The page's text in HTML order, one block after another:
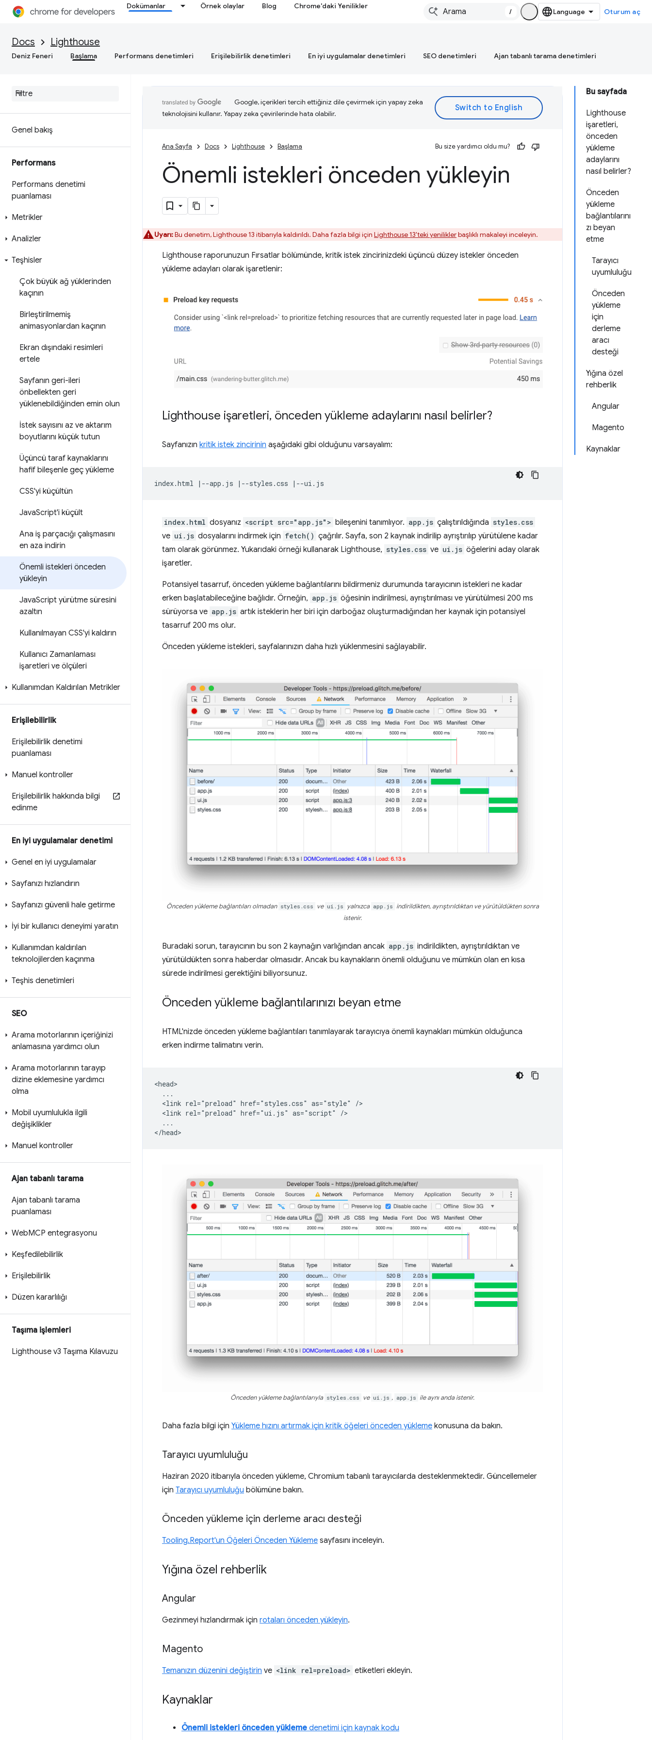
Dokümanlar Örnek olaylar Blog Chrome'daki Yenilikler
/ Oturum aç
Docs Lighthouse
Deniz Feneri Başlama Performans denetimleri Erişilebilirlik denetimleri En iyi uygulamalar denetimleri SEO denetimleri Ajan tabanlı tarama denetimleri
Genel bakış
Performans
Performans denetimi
puanlaması
Metrikler
Analizler
Teşhisler
Çok büyük ağ yüklerinden
kaçının
Birleştirilmemiş
animasyonlardan kaçının
Ekran dışındaki resimleri
ertele
Sayfanın geri-ileri
önbellekten geri
yüklenebildiğinden emin olun
İstek sayısını az ve aktarım
boyutlarını küçük tutun
Üçüncü taraf kaynaklarını
hafif bileşenle geç yükleme
CSS'yi küçültün
JavaScript'i küçült
Ana iş parçacığı çalışmasını
en aza indirin
Önemli istekleri önceden
yükleyin
JavaScript yürütme süresini
azaltın
Kullanılmayan CSS'yi kaldırın
Kullanıcı Zamanlaması
işaretleri ve ölçüleri
Kullanımdan Kaldırılan Metrikler
Erişilebilirlik
Erişilebilirlik denetimi
puanlaması
Manuel kontroller
Erişilebilirlik hakkında bilgi
edinme
En iyi uygulamalar denetimi
Genel en iyi uygulamalar
Sayfanızı hızlandırın
Sayfanızı güvenli hale getirme
İyi bir kullanıcı deneyimi yaratın
Kullanımdan kaldırılan
teknolojilerden kaçınma
Teşhis denetimleri
SEO
Arama motorlarının içeriğinizi
anlamasına yardımcı olun
Arama motorlarının tarayıp
dizine eklemesine yardımcı
olma
Mobil uyumlulukla ilgili
değişiklikler
Manuel kontroller
Ajan tabanlı tarama
Ajan tabanlı tarama
puanlaması
WebMCP entegrasyonu
Keşfedilebilirlik
Erişilebilirlik
Düzen kararlılığı
Taşıma işlemleri
Lighthouse v3 Taşıma Kılavuzu
Bu sayfada
Lighthouse
işaretleri,
önceden
yükleme
adaylarını
nasıl belirler?
Önceden
yükleme
bağlantılarını
zı beyan
etme
Tarayıcı
uyumluluğu
Önceden
yükleme
için
derleme
aracı
desteği
Yığına özel
rehberlik
Angular
Magento
Kaynaklar
Google, içerikleri tercih ettiğiniz dile çevirmek için yapay zeka
teknolojisini kullanır. Yapay zeka çevirilerinde hata olabilir.
Ana Sayfa Docs Lighthouse Başlama Bu size yardımcı oldu mu?
Önemli istekleri önceden yükleyin
Uyarı:Bu denetim, Lighthouse 13 itibarıyla kaldırıldı. Daha fazla bilgi için Lighthouse 13'teki yeniliklerbaşlıklı makaleyi inceleyin.
Lighthouse raporunuzun Fırsatlar bölümünde, kritik istek zincirinizdeki üçüncü düzey istekler önceden
yükleme adayları olarak işaretlenir:
Lighthouse işaretleri, önceden yükleme adaylarını nasıl belirler?
Sayfanızın kritik istek zincirinin aşağıdaki gibi olduğunu varsayalım:
index.html dosyanız <script src="app.js"> bileşenini tanımlıyor. app.js çalıştırıldığında styles.css
ve ui.js dosyalarını indirmek için fetch() çağrılır. Sayfa, son 2 kaynak indirilip ayrıştırılıp yürütülene kadar
tam olarak görünmez. Yukarıdaki örneği kullanarak Lighthouse, styles.css ve ui.js öğelerini aday olarak
işaretler.
Potansiyel tasarruf, önceden yükleme bağlantılarını bildirmeniz durumunda tarayıcının istekleri ne kadar
erken başlatabileceğine bağlıdır. Örneğin, app.js öğesinin indirilmesi, ayrıştırılması ve yürütülmesi 200 ms
sürüyorsa ve app.js artık isteklerin her biri için darboğaz oluşturmadığından her kaynak için potansiyel
tasarruf 200 ms olur.
Önceden yükleme istekleri, sayfalarınızın daha hızlı yüklenmesini sağlayabilir.
Önceden yükleme bağlantıları olmadan styles.css ve ui.js yalnızca app.js indirildikten, ayrıştırıldıktan ve yürütüldükten sonra
istenir.
Buradaki sorun, tarayıcının bu son 2 kaynağın varlığından ancak app.js indirildikten, ayrıştırıldıktan ve
yürütüldükten sonra haberdar olmasıdır. Ancak bu kaynakların önemli olduğunu ve mümkün olan en kısa
sürede indirilmesi gerektiğini biliyorsunuz.
Önceden yükleme bağlantılarınızı beyan etme
HTML'nizde önceden yükleme bağlantıları tanımlayarak tarayıcıya önemli kaynakları mümkün olduğunca
erken indirme talimatını verin.
<head>
  ...
  <link rel="preload" href="styles.css" as="style" />
  <link rel="preload" href="ui.js" as="script" />
  ...
Önceden yükleme bağlantılarıyla styles.css ve ui.js , app.js ile aynı anda istenir.
Daha fazla bilgi için Yükleme hızını artırmak için kritik öğeleri önceden yükleme konusuna da bakın.
Tarayıcı uyumluluğu
Haziran 2020 itibarıyla önceden yükleme, Chromium tabanlı tarayıcılarda desteklenmektedir. Güncellemeler
için Tarayıcı uyumluluğu bölümüne bakın.
Önceden yükleme için derleme aracı desteği
Tooling.Report'un Öğeleri Önceden Yükleme sayfasını inceleyin.
Yığına özel rehberlik
Angular
Gezinmeyi hızlandırmak için rotaları önceden yükleyin.
Magento
Temanızın düzenini değiştirin ve <link rel=preload> etiketleri ekleyin.
Kaynaklar
Önemli istekleri önceden yükleme denetimi için kaynak kodu